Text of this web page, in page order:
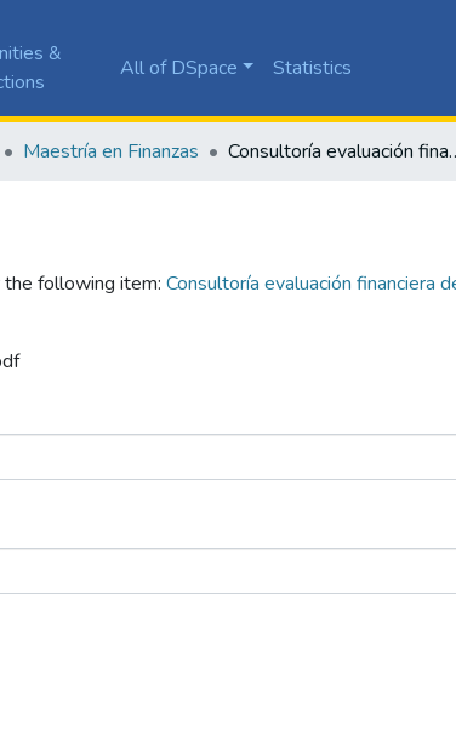
&
All of DSpace Statistics
Maestría en Finanzas Consultoría evaluación financiera
following item: Consultoría evaluación financiera